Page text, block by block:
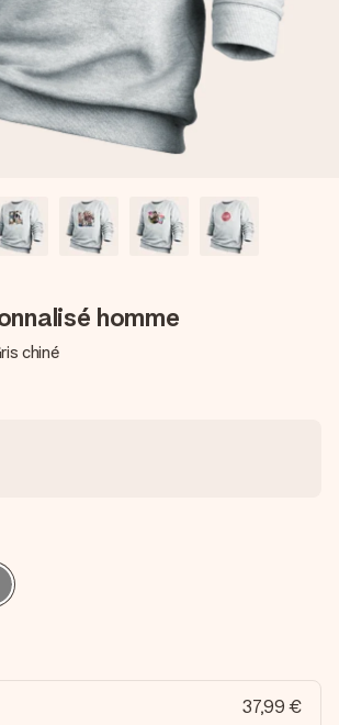
d’unique en quelques étapes – avec
photo ou un message qui touche le cœur.
juste tout l’amour pour le moment idéal.
homme
chiné
37,99 €